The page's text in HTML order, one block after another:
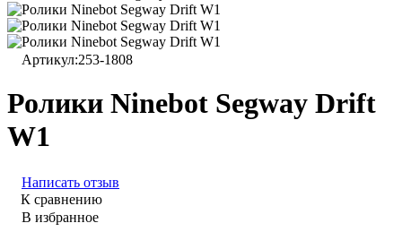
Артикул:253-1808
Ролики Ninebot Segway Drift
W1
Написать отзыв
К сравнению
В избранное